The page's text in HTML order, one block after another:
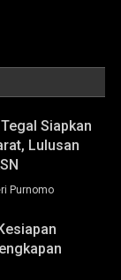
Siapkan
Lulusan
Purnomo